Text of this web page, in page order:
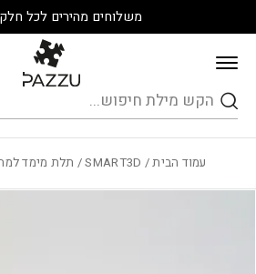
משלוחים מהירים לכל
חיפוש
עמוד הבית/
SMART3D
/ תלת מימד